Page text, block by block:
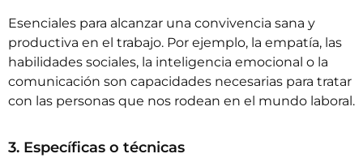
Esenciales para alcanzar una convivencia sana y
productiva en el trabajo. Por ejemplo, la empatía, las
habilidades sociales, la inteligencia emocional o la
comunicación son capacidades necesarias para tratar
con las personas que nos rodean en el mundo laboral.
3. Específicas o técnicas